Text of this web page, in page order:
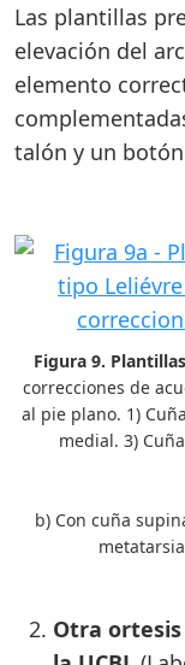
Las plantillas
elevación del
elemento
talón y un
Figura 9.
correcciones de
al pie plano. 1)
medial. 3)
b) Con cuña
Otra